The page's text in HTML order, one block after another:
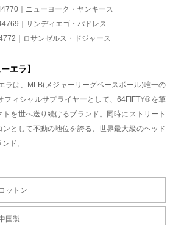
｜ニューヨーク・ヤンキース
｜サンディエゴ・パドレス
｜ロサンゼルス・ドジャース
エラ】
ラは、MLB(メジャーリーグベースボール)唯一の
フィシャルサプライヤーとして、64FIFTY®を筆
を世へ送り続けるブランド。同時にストリート
ンとして不動の地位を誇る、世界最大級のヘッド
ド。
コットン
国製